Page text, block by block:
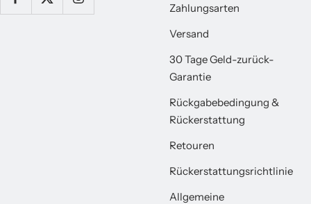
Zahlungsarten
Versand
30 Tage Geld-zurück-
Garantie
Rückgabebedingung &
Rückerstattung
Retouren
Rückerstattungsrichtlinie
Allgemeine